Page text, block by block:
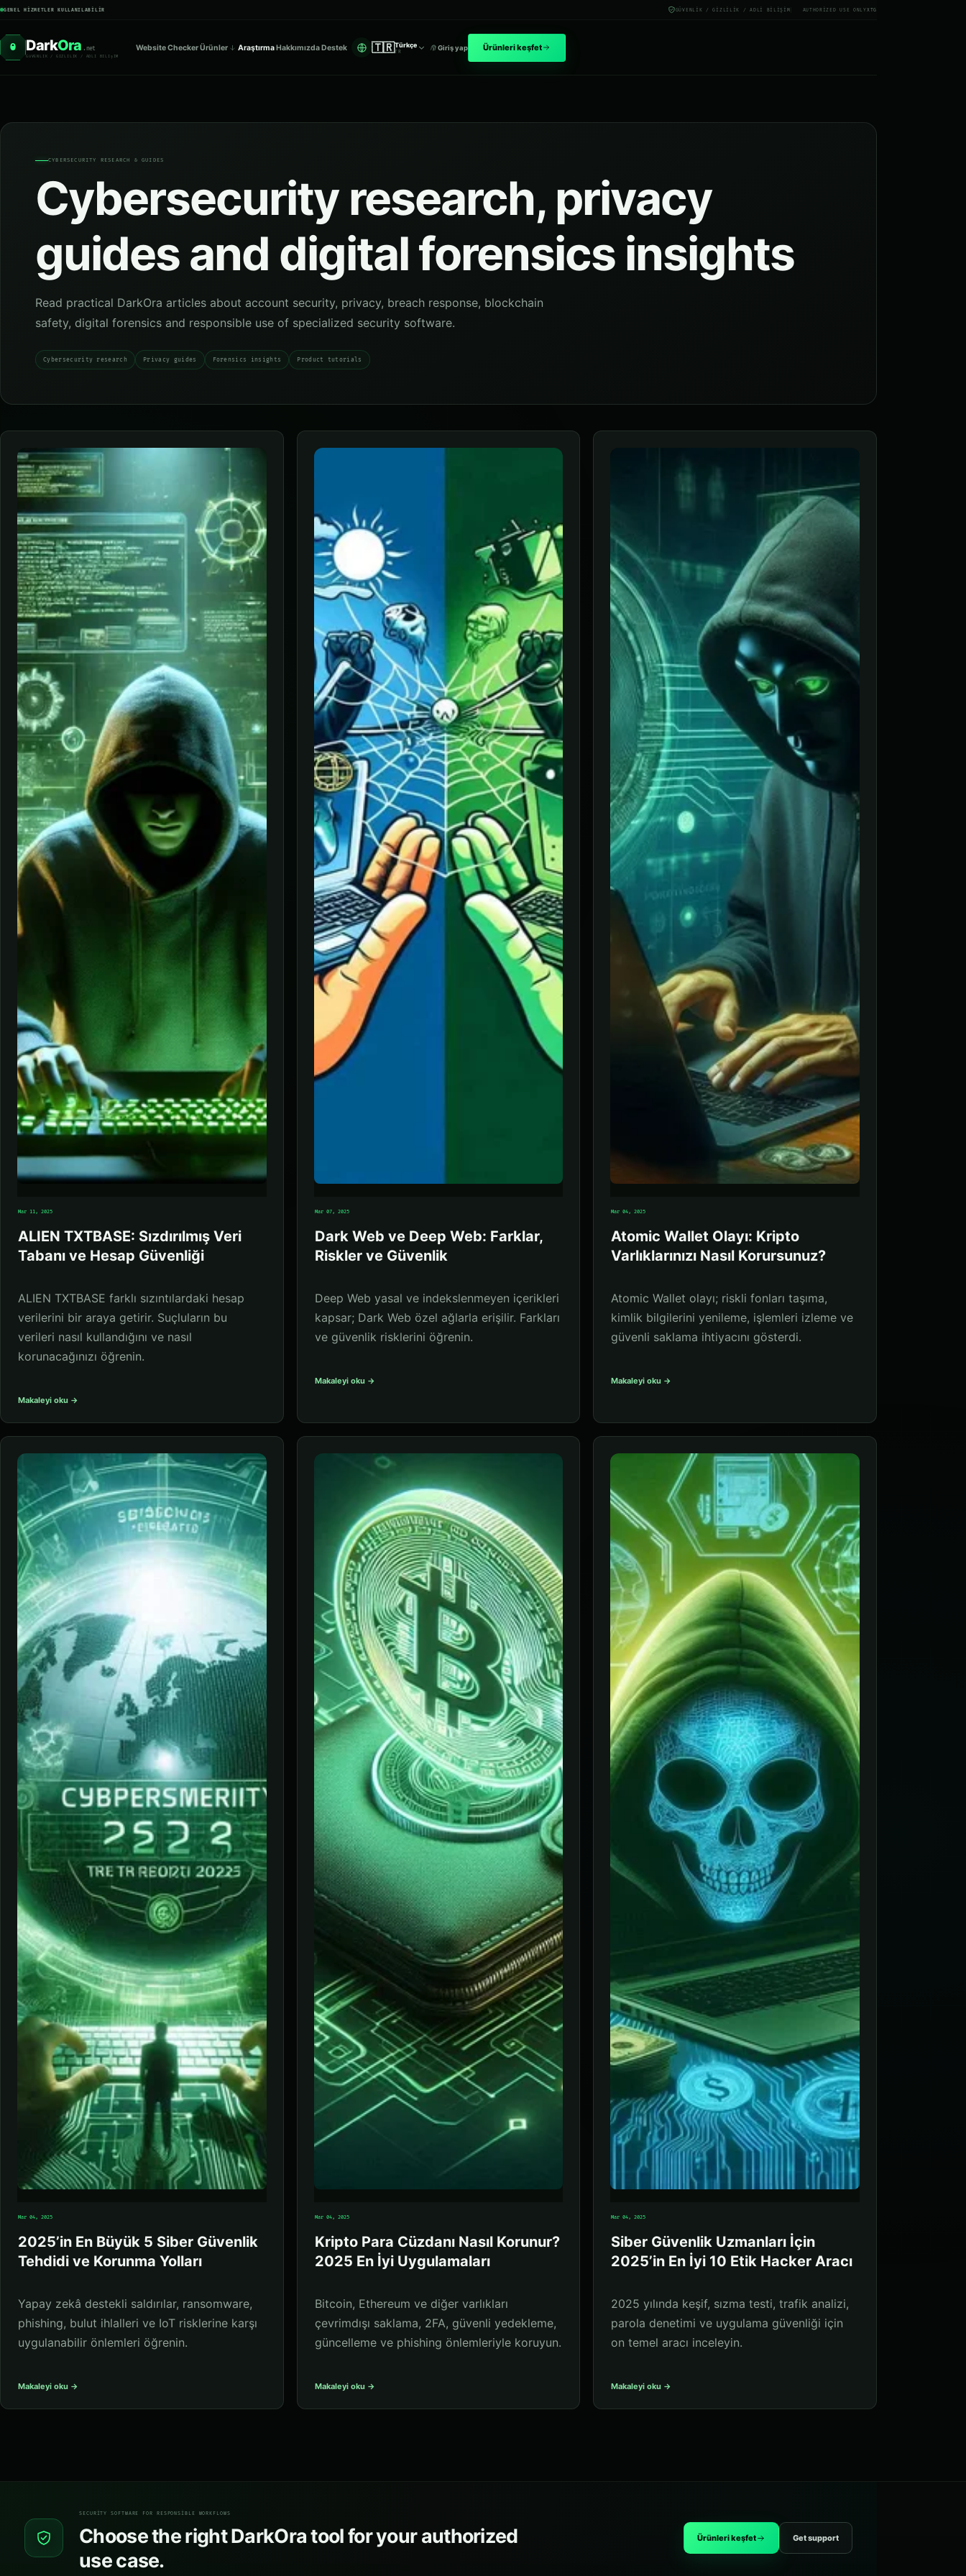
GENEL HIZMETLER KULLANILABILIR GÜVENLIK / GIZLILIK / ADLI BILIŞIM AUTHORIZED USE ONLYXTG
O DarkOra .net
GüVENLIK / GIZLILIK / ADLI BILIşIM
Website CheckerÜrünler AraştırmaHakkımızdaDestek 🇹🇷Türkçe
TR Giriş yap Ürünleri keşfet
CYBERSECURITY RESEARCH & GUIDES
Cybersecurity research, privacy
guides and digital forensics insights
Read practical DarkOra articles about account security, privacy, breach response, blockchain
safety, digital forensics and responsible use of specialized security software.
Cybersecurity research Privacy guides Forensics insights Product tutorials
Mar 11, 2025
ALIEN TXTBASE: Sızdırılmış Veri
Tabanı ve Hesap Güvenliği
ALIEN TXTBASE farklı sızıntılardaki hesap
verilerini bir araya getirir. Suçluların bu
verileri nasıl kullandığını ve nasıl
korunacağınızı öğrenin.
Makaleyi oku →
Mar 07, 2025
Dark Web ve Deep Web: Farklar,
Riskler ve Güvenlik
Deep Web yasal ve indekslenmeyen içerikleri
kapsar; Dark Web özel ağlarla erişilir. Farkları
ve güvenlik risklerini öğrenin.
Makaleyi oku →
Mar 04, 2025
Atomic Wallet Olayı: Kripto
Varlıklarınızı Nasıl Korursunuz?
Atomic Wallet olayı; riskli fonları taşıma,
kimlik bilgilerini yenileme, işlemleri izleme ve
güvenli saklama ihtiyacını gösterdi.
Makaleyi oku →
Mar 04, 2025
2025’in En Büyük 5 Siber Güvenlik
Tehdidi ve Korunma Yolları
Yapay zekâ destekli saldırılar, ransomware,
phishing, bulut ihlalleri ve IoT risklerine karşı
uygulanabilir önlemleri öğrenin.
Makaleyi oku →
Mar 04, 2025
Kripto Para Cüzdanı Nasıl Korunur?
2025 En İyi Uygulamaları
Bitcoin, Ethereum ve diğer varlıkları
çevrimdışı saklama, 2FA, güvenli yedekleme,
güncelleme ve phishing önlemleriyle koruyun.
Makaleyi oku →
Mar 04, 2025
Siber Güvenlik Uzmanları İçin
2025’in En İyi 10 Etik Hacker Aracı
2025 yılında keşif, sızma testi, trafik analizi,
parola denetimi ve uygulama güvenliği için
on temel aracı inceleyin.
Makaleyi oku →
SECURITY SOFTWARE FOR RESPONSIBLE WORKFLOWS
Choose the right DarkOra tool for your authorized
use case.
Ürünleri keşfet Get support